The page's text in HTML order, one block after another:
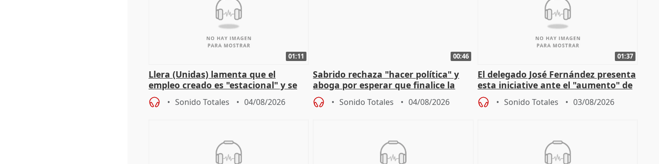
01:11
Llera (Unidas) lamenta que el
empleo creado es "estacional" y se
"esfumará" al acabar el verano
Sonido Totales 04/08/2026
00:46
Sabrido rechaza "hacer política" y
aboga por esperar que finalice la
investigación del incendio
Sonido Totales 04/08/2026
01:37
El delegado José Fernández presenta
esta iniciative ante el "aumento" de
personas sin hogar en Madri
Sonido Totales 03/08/2026